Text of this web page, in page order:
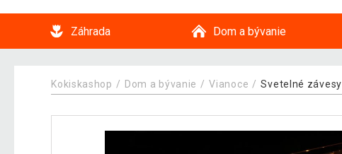
Záhrada Dom a bývanie
Kokiskashop Dom a bývanie Vianoce Svetelné závesy